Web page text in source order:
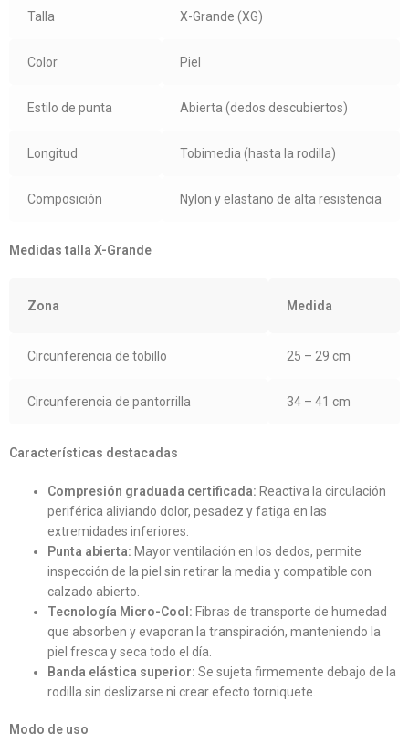
Talla X-Grande (XG)
Color Piel
Estilo de punta Abierta (dedos descubiertos)
Longitud Tobimedia (hasta la rodilla)
Composición Nylon y elastano de alta resistencia
Medidas talla X-Grande
Zona Medida
Circunferencia de tobillo 25 – 29 cm
Circunferencia de pantorrilla 34 – 41 cm
Características destacadas
Compresión graduada certificada: Reactiva la circulación
periférica aliviando dolor, pesadez y fatiga en las
extremidades inferiores.
Punta abierta: Mayor ventilación en los dedos, permite
inspección de la piel sin retirar la media y compatible con
calzado abierto.
Tecnología Micro-Cool: Fibras de transporte de humedad
que absorben y evaporan la transpiración, manteniendo la
piel fresca y seca todo el día.
Banda elástica superior: Se sujeta firmemente debajo de la
rodilla sin deslizarse ni crear efecto torniquete.
Modo de uso